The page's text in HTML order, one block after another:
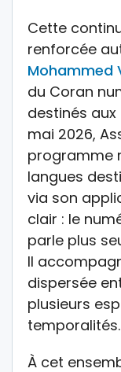
Cette
renforcée
Mohammed
du Coran
destinés aux
mai 2026,
programme
langues
via son
clair : le
parle plus
Il
dispersée
plusieurs
temporalités.
À cet